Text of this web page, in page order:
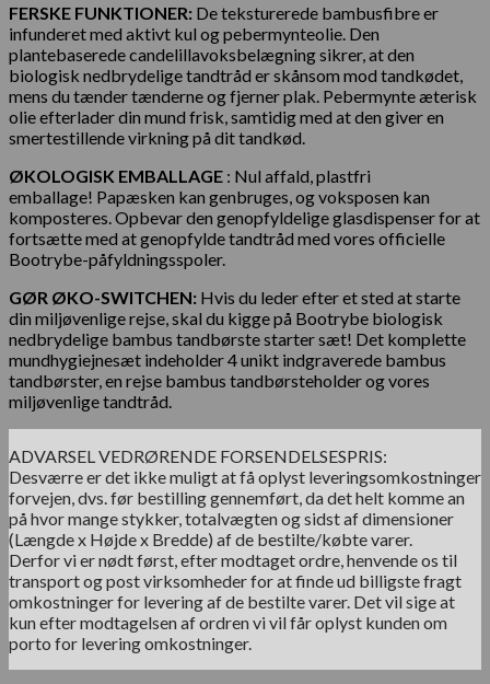
FERSKE FUNKTIONER: De teksturerede bambusfibre er
infunderet med aktivt kul og pebermynteolie. Den
plantebaserede candelillavoksbelægning sikrer, at den
biologisk nedbrydelige tandtråd er skånsom mod tandkødet,
mens du tænder tænderne og fjerner plak. Pebermynte æterisk
olie efterlader din mund frisk, samtidig med at den giver en
smertestillende virkning på dit tandkød.
ØKOLOGISK EMBALLAGE : Nul affald, plastfri
emballage! Papæsken kan genbruges, og voksposen kan
komposteres. Opbevar den genopfyldelige glasdispenser for at
fortsætte med at genopfylde tandtråd med vores officielle
Bootrybe-påfyldningsspoler.
GØR ØKO-SWITCHEN: Hvis du leder efter et sted at starte
din miljøvenlige rejse, skal du kigge på Bootrybe biologisk
nedbrydelige bambus tandbørste starter sæt! Det komplette
mundhygiejnesæt indeholder 4 unikt indgraverede bambus
tandbørster, en rejse bambus tandbørsteholder og vores
miljøvenlige tandtråd.
ADVARSEL VEDRØRENDE FORSENDELSESPRIS:
Desværre er det ikke muligt at få oplyst leveringsomkostninger
forvejen, dvs. før bestilling gennemført, da det helt komme an
på hvor mange stykker, totalvægten og sidst af dimensioner
(Længde x Højde x Bredde) af de bestilte/købte varer.
Derfor vi er nødt først, efter modtaget ordre, henvende os til
transport og post virksomheder for at finde ud billigste fragt
omkostninger for levering af de bestilte varer. Det vil sige at
kun efter modtagelsen af ordren vi vil får oplyst kunden om
porto for levering omkostninger.